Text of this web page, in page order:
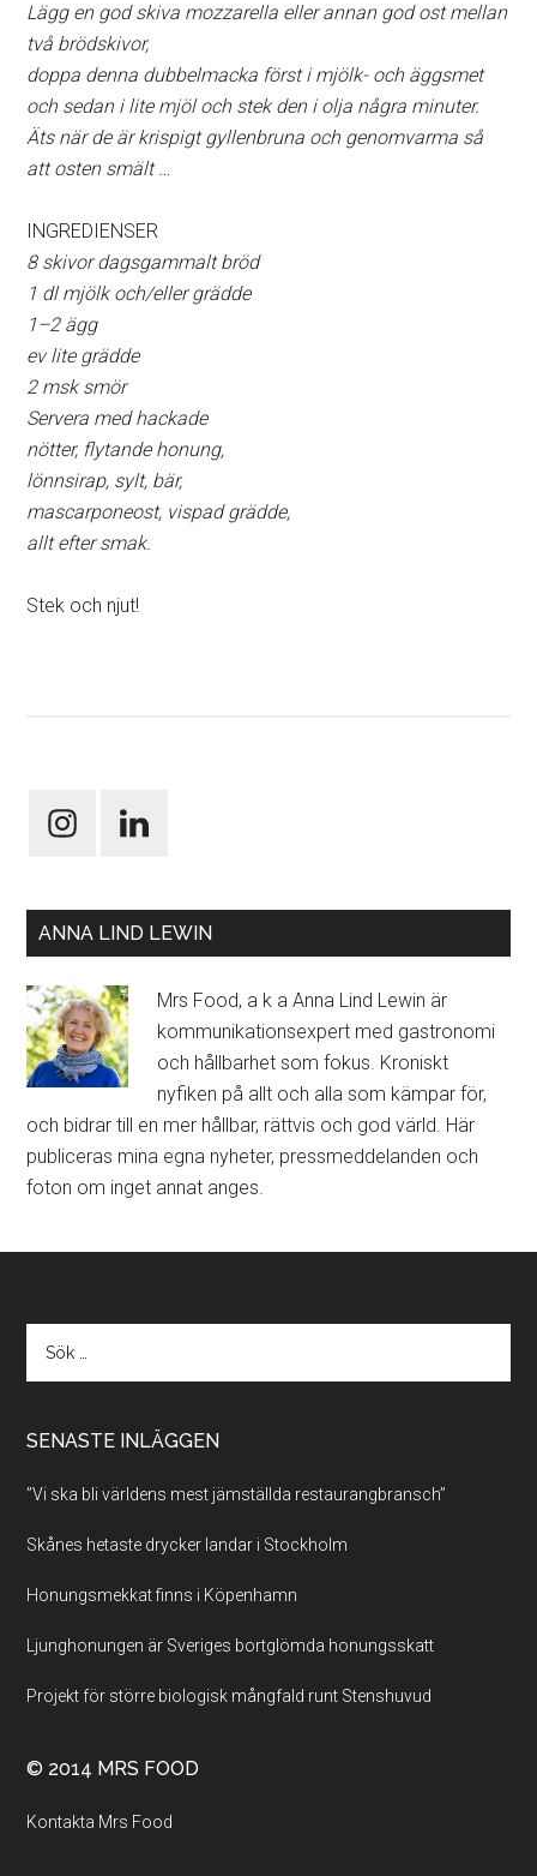
Lägg en god skiva mozzarella eller annan god ost mellan
två brödskivor,
doppa denna dubbelmacka först i mjölk- och äggsmet
och sedan i lite mjöl och stek den i olja några minuter.
Äts när de är krispigt gyllenbruna och genomvarma så
att osten smält …
INGREDIENSER
8 skivor dagsgammalt bröd
1 dl mjölk och/eller grädde
1–2 ägg
ev lite grädde
2 msk smör
Servera med hackade
nötter, flytande honung,
lönnsirap, sylt, bär,
mascarponeost, vispad grädde,
allt efter smak.
Stek och njut!
ANNA LIND LEWIN
Mrs Food, a k a Anna Lind Lewin är
kommunikationsexpert med gastronomi
och hållbarhet som fokus. Kroniskt
nyfiken på allt och alla som kämpar för,
och bidrar till en mer hållbar, rättvis och god värld. Här
publiceras mina egna nyheter, pressmeddelanden och
foton om inget annat anges.
SENASTE INLÄGGEN
”Vi ska bli världens mest jämställda restaurangbransch”
Skånes hetaste drycker landar i Stockholm
Honungsmekkat finns i Köpenhamn
Ljunghonungen är Sveriges bortglömda honungsskatt
Projekt för större biologisk mångfald runt Stenshuvud
© 2014 MRS FOOD
Kontakta Mrs Food